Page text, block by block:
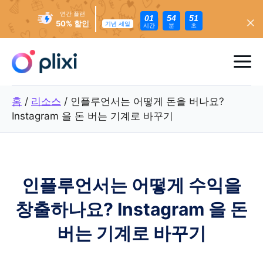
뛰
50% 할인
연간 플랜
기념 세일
01
시간
54
분
49
초
메
홈 / 리소스 / 인플루언서는 어떻게 돈을 버나요?
Instagram 을 돈 버는 기계로 바꾸기
인플루언서는 어떻게 수익을
창출하나요? Instagram 을 돈
버는 기계로 바꾸기